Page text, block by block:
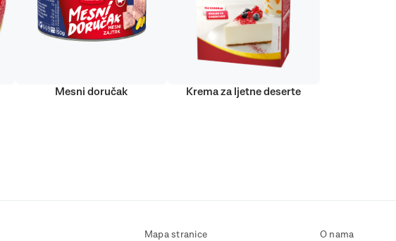
Mesni doručak Krema za ljetne deserte
Mapa stranice O nama